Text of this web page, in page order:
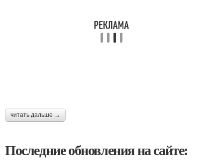
читать дальше →
Последние обновления на сайте: